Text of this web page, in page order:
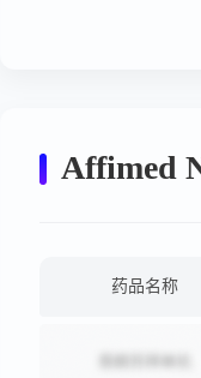
Affimed
药品名称